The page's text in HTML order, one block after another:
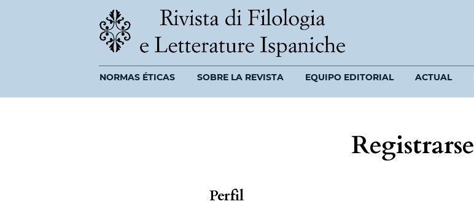
NORMAS ÉTICAS SOBRE LA REVISTA EQUIPO EDITORIAL ACTUAL
Registrarse
Perfil